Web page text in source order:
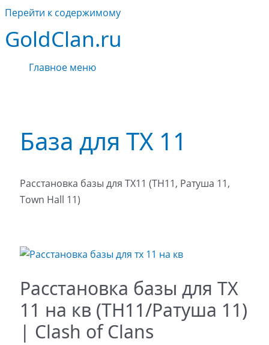
Перейти к содержимому
GoldClan.ru
Главное меню
База для ТХ 11
Расстановка базы для ТХ11 (TH11, Ратуша 11,
Town Hall 11)
Расстановка базы для ТХ
11 на кв (TH11/Ратуша 11)
| Clash of Clans